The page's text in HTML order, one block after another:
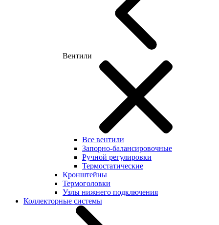
Вентили
Все вентили
Запорно-балансировочные
Ручной регулировки
Термостатические
Кронштейны
Термоголовки
Узлы нижнего подключения
Коллекторные системы